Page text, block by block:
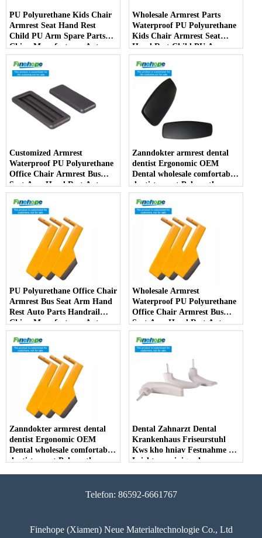
PU Polyurethane Kids Chair
Armrest Seat Hand Rest
Child PU Arm Spare Parts
China Manufacturer Auto
Parts Furniture Lifting -
COPY - kqhlce
Wholesale Armrest Parts
Waterproof PU Polyurethane
Kids Chair Armrest Seat
Hand Rest Child PU Arm
Spare Parts China
Manufacturer - COPY -
5ap4au
Customized Armrest
Waterproof PU Polyurethane
Office Chair Armrest Bus
Seat Arm Hand Rest Auto
Parts Handrail China
Manufacturer - COPY -
i1k38r
Zanndokter armrest dental
dentist Ergonomic OEM
Dental wholesale comfortable
dentist arrest Polyurethane
dirt resistant - COPY - oiiavh
PU Polyurethane Office Chair
Armrest Bus Seat Arm Hand
Rest Auto Parts Handrail
China Manufacturer Auto
Parts Furniture Lifting -
COPY - bj9rj9
Wholesale Armrest
Waterproof PU Polyurethane
Office Chair Armrest Bus
Seat Arm Hand Rest Auto
Parts Handrail China
Manufacturer - COPY -
l3dgi0
Zanndokter armrest dental
dentist Ergonomic OEM
Dental wholesale comfortable
dentist arrest Polyurethane
Dental Zahnarzt Dental
Krankenhaus Friseurstuhl
Kws kho hniav Festnahme PU
Leicht zu reinigende
Telefon: 86592-6661767
Finehope (Xiamen) Neue Materialtechnologie Co., Ltd